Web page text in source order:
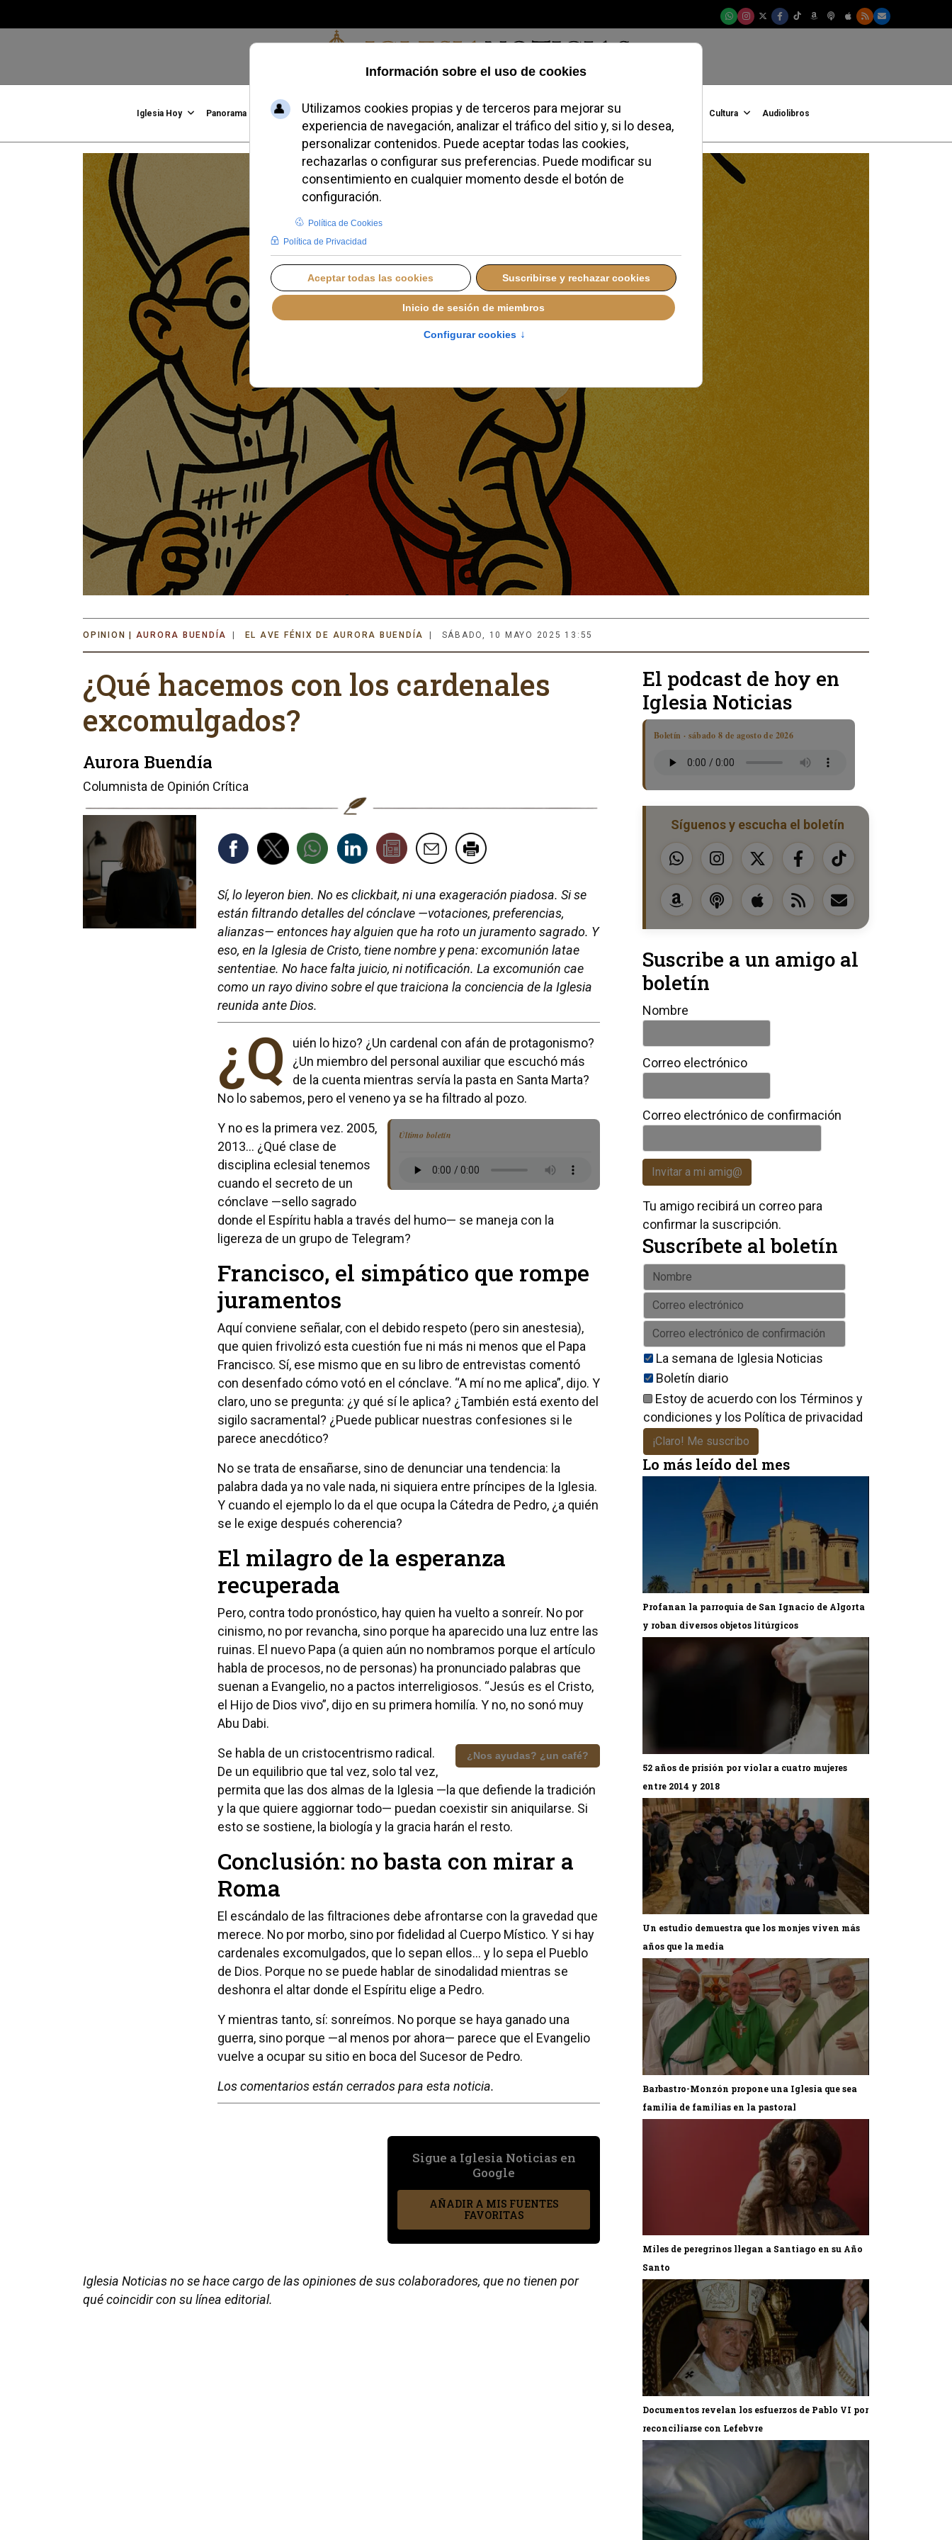
Sábado, 08 de agosto de 2026
Iglesia Hoy Panorama Familia, Vida, Identidad Credofobiómetro Blogs Temas Buscar #JovenesConFe Cultura Audiolibros
AURORA BUENDÍA EL AVE FÉNIX DE AURORA BUENDÍA SÁBADO, 10 MAYO 2025 13:55
¿Qué hacemos con los cardenales
excomulgados?
Aurora Buendía
Columnista de Opinión Crítica
Sí, lo leyeron bien. No es clickbait, ni una exageración piadosa. Si se
están filtrando detalles del cónclave —votaciones, preferencias,
alianzas— entonces hay alguien que ha roto un juramento sagrado. Y
eso, en la Iglesia de Cristo, tiene nombre y pena: excomunión latae
sententiae. No hace falta juicio, ni notificación. La excomunión cae
como un rayo divino sobre el que traiciona la conciencia de la Iglesia
reunida ante Dios.
¿Q
uién lo hizo? ¿Un cardenal con afán de protagonismo?
¿Un miembro del personal auxiliar que escuchó más
de la cuenta mientras servía la pasta en Santa Marta?
No lo sabemos, pero el veneno ya se ha filtrado al pozo.
Último boletín
Y no es la primera vez. 2005,
2013… ¿Qué clase de
disciplina eclesial tenemos
cuando el secreto de un
cónclave —sello sagrado
donde el Espíritu habla a través del humo— se maneja con la
ligereza de un grupo de Telegram?
Francisco, el simpático que rompe
juramentos
Aquí conviene señalar, con el debido respeto (pero sin anestesia),
que quien frivolizó esta cuestión fue ni más ni menos que el Papa
Francisco. Sí, ese mismo que en su libro de entrevistas comentó
con desenfado cómo votó en el cónclave. “A mí no me aplica”, dijo. Y
claro, uno se pregunta: ¿y qué sí le aplica? ¿También está exento del
sigilo sacramental? ¿Puede publicar nuestras confesiones si le
parece anecdótico?
No se trata de ensañarse, sino de denunciar una tendencia: la
palabra dada ya no vale nada, ni siquiera entre príncipes de la Iglesia.
Y cuando el ejemplo lo da el que ocupa la Cátedra de Pedro, ¿a quién
se le exige después coherencia?
El milagro de la esperanza
recuperada
Pero, contra todo pronóstico, hay quien ha vuelto a sonreír. No por
cinismo, no por revancha, sino porque ha aparecido una luz entre las
ruinas. El nuevo Papa (a quien aún no nombramos porque el artículo
habla de procesos, no de personas) ha pronunciado palabras que
suenan a Evangelio, no a pactos interreligiosos. “Jesús es el Cristo,
el Hijo de Dios vivo”, dijo en su primera homilía. Y no, no sonó muy
Abu Dabi.
¿Nos ayudas? ¿un café?
Se habla de un cristocentrismo radical.
De un equilibrio que tal vez, solo tal vez,
permita que las dos almas de la Iglesia —la que defiende la tradición
y la que quiere aggiornar todo— puedan coexistir sin aniquilarse. Si
esto se sostiene, la biología y la gracia harán el resto.
Conclusión: no basta con mirar a
Roma
El escándalo de las filtraciones debe afrontarse con la gravedad que
merece. No por morbo, sino por fidelidad al Cuerpo Místico. Y si hay
cardenales excomulgados, que lo sepan ellos… y lo sepa el Pueblo
de Dios. Porque no se puede hablar de sinodalidad mientras se
deshonra el altar donde el Espíritu elige a Pedro.
Y mientras tanto, sí: sonreímos. No porque se haya ganado una
guerra, sino porque —al menos por ahora— parece que el Evangelio
vuelve a ocupar su sitio en boca del Sucesor de Pedro.
Los comentarios están cerrados para esta noticia.
Sigue a Iglesia Noticias en
Google
AÑADIR A MIS FUENTES
FAVORITAS
Iglesia Noticias no se hace cargo de las opiniones de sus colaboradores, que no tienen por
qué coincidir con su línea editorial.
El podcast de hoy en
Iglesia Noticias
Boletín · sábado 8 de agosto de 2026
Síguenos y escucha el boletín
Suscribe a un amigo al
boletín
Nombre
Correo electrónico
Correo electrónico de confirmación
Invitar a mi amig@
Tu amigo recibirá un correo para
confirmar la suscripción.
Suscríbete al boletín
La semana de Iglesia Noticias
Boletín diario
Estoy de acuerdo con los Términos y
condiciones y los Política de privacidad
¡Claro! Me suscribo
Lo más leído del mes
Profanan la parroquia de San Ignacio de Algorta
y roban diversos objetos litúrgicos
52 años de prisión por violar a cuatro mujeres
entre 2014 y 2018
Un estudio demuestra que los monjes viven más
años que la media
Barbastro-Monzón propone una Iglesia que sea
familia de familias en la pastoral
Miles de peregrinos llegan a Santiago en su Año
Santo
Documentos revelan los esfuerzos de Pablo VI por
reconciliarse con Lefebvre